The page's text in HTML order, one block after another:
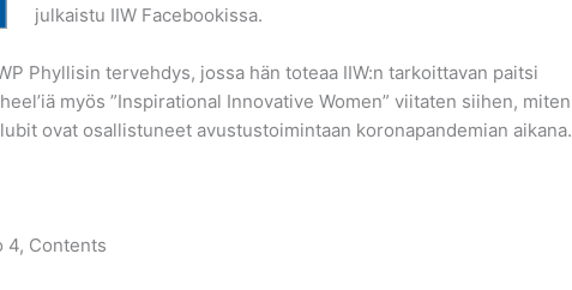
julkaistu IIW Facebookissa.
Phyllisin tervehdys, jossa hän toteaa IIW:n tarkoittavan paitsi
myös ”Inspirational Innovative Women” viitaten siihen, miten
ovat osallistuneet avustustoimintaan koronapandemian aikana.
4, Contents